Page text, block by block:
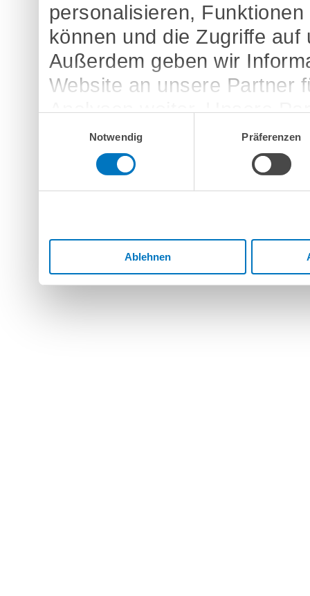
personalisieren,
können und die Zugriffe
Außerdem geben wir
Website an unsere Partner
Analysen weiter. Unsere
möglicherweise mit
bereitgestellt haben oder
Dienste gesammelt haben.
Notwendig
Präferenzen
Ablehnen